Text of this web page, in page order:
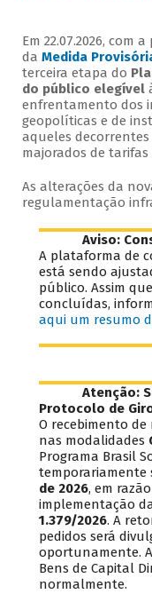
Em 22.07.2026, com
da Medida
terceira etapa do
do público elegível
enfrentamento dos
geopolíticas e de
aqueles
majorados de tarifas
As alterações da
regulamentação
Aviso:
A plataforma de
está sendo
público. Assim
concluídas,
aqui um resumo
Atenção:
Protocolo de
O recebimento
nas modalidades
Programa Brasil
de 2026, em
implementação
1.379/2026. A
pedidos será
oportunamente.
Bens de Capital
normalmente.